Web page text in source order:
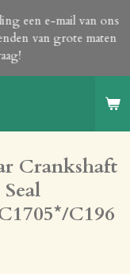
een e-mail van ons
van grote maten
Crankshaft
C196